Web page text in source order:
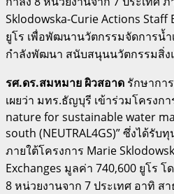
Sklodowska-Curie Actions Staff
ยูโร เพื่อพัฒนานวัตกรรมจัดการน้ำ
กำลังพัฒนา สนับสนุนนวัตกรรมสิ่ง
รศ.ดร.สมหมาย ผิวสอาด รักษากา
เผยว่า มทร.ธัญบุรี เข้าร่วมโครงก
nature for sustainable water
south (NEUTRAL4GS)” ซึ่งได้รั
ภายใต้โครงการ Marie
Exchanges มูลค่า 740,600 ยูโร
8 หน่วยงานจาก 7 ประเทศ อาทิ ส